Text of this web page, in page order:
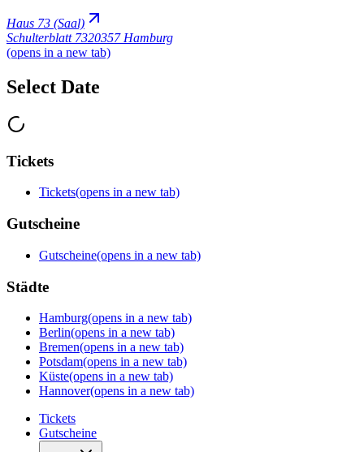
Haus 73 (Saal)
Schulterblatt 7320357 Hamburg
(opens in a new tab)
Select Date
Tickets
Tickets(opens in a new tab)
Gutscheine
Gutscheine(opens in a new tab)
Städte
Hamburg(opens in a new tab)
Berlin(opens in a new tab)
Bremen(opens in a new tab)
Potsdam(opens in a new tab)
Küste(opens in a new tab)
Hannover(opens in a new tab)
Tickets
Gutscheine